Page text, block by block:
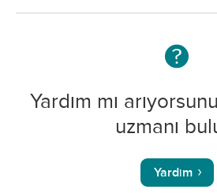
Yardım mı
uzmanı
Yardım